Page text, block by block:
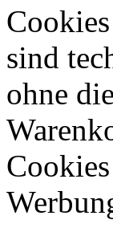
sind
ohne